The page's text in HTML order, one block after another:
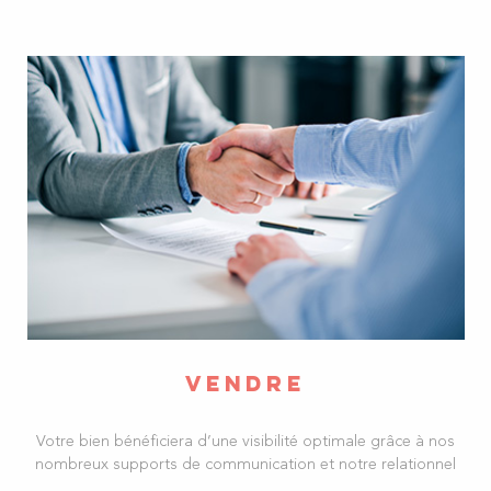
Nos prestations sont adaptées à votre budget et vos critères.
De A à Z, notre agence immobilière à Troyes seravotre
partenaire idéal dans la réalisation de vos projets immobilier.
Nous vous orientons dans vos investissements dans les meilleurs
délais.
Quelque soit votre besoin, notre équipe dynamique met à votre
service son expertise immobilière sur tout le département de
l'Aube. Nous restons à l'écoute de vos attentes et exigences,
dans une relation de confiance.
Nous souhaitons vous accompagner et vous guider au mieux
afin de faciliter la réalisation et la réussite de vos projets
VENDRE
Votre bien bénéficiera d’une visibilité optimale grâce à nos
nombreux supports de communication et notre relationnel